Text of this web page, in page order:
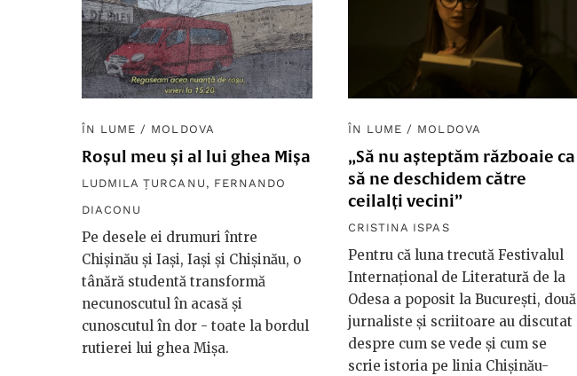
ÎN LUME / MOLDOVA
Roșul meu și al lui ghea Mișa
LUDMILA ȚURCANU , FERNANDO
DIACONU
Pe desele ei drumuri între
Chișinău și Iași, Iași și Chișinău, o
tânără studentă transformă
necunoscutul în acasă și
cunoscutul în dor - toate la bordul
rutierei lui ghea Mișa.
ÎN LUME / MOLDOVA
„Să nu așteptăm războaie ca
să ne deschidem către
ceilalți vecini”
CRISTINA ISPAS
Pentru că luna trecută Festivalul
Internațional de Literatură de la
Odesa a poposit la București, două
jurnaliste și scriitoare au discutat
despre cum se vede şi cum se
scrie istoria pe linia Chişinău-